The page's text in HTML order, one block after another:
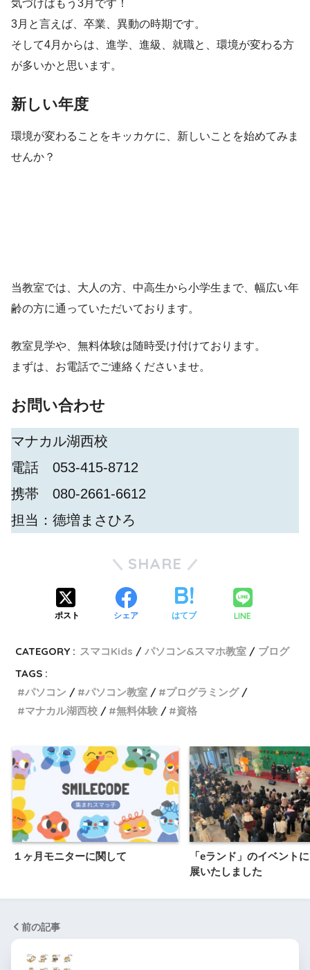
気づけばもう3月です！
3月と言えば、卒業、異動の時期です。
そして4月からは、進学、進級、就職と、環境が変わる方
が多いかと思います。
新しい年度
環境が変わることをキッカケに、新しいことを始めてみま
せんか？
当教室では、大人の方、中高生から小学生まで、幅広い年
齢の方に通っていただいております。
教室見学や、無料体験は随時受け付けております。
まずは、お電話でご連絡くださいませ。
お問い合わせ
マナカル湖西校
電話 053-415-8712
携帯 080-2661-6612
担当：德増まさひろ
SHARE
ポスト シェア はてブ LINE
CATEGORY : スマコKids パソコン&スマホ教室
ブログ
TAGS :
パソコン
パソコン教室
プログラミング
マナカル湖西校
無料体験 資格
１ヶ月モニターに関して
「eランド」のイベント
展いたしました
前の記事